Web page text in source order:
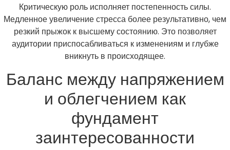
Критическую роль исполняет постепенность силы.
Медленное увеличение стресса более результативно, чем
резкий прыжок к высшему состоянию. Это позволяет
аудитории приспосабливаться к изменениям и глубже
вникнуть в происходящее.
Баланс между напряжением
и облегчением как
фундамент
заинтересованности